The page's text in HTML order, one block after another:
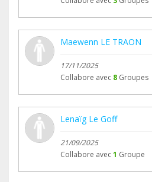
Maewenn LE TRAON
17/11/2025
Collabore avec 8 Groupes
Lenaïg Le Goff
21/09/2025
Collabore avec1 Groupe